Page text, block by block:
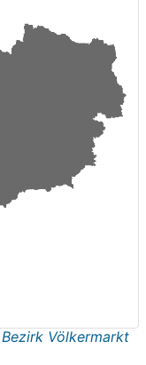
Bezirk Völkermarkt